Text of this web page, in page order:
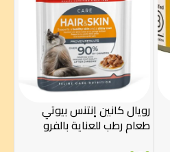
رويال كانين إنتنس بيوتي
طعام رطب للعناية بالفرو
والجلد 85 غ – Royal Canin